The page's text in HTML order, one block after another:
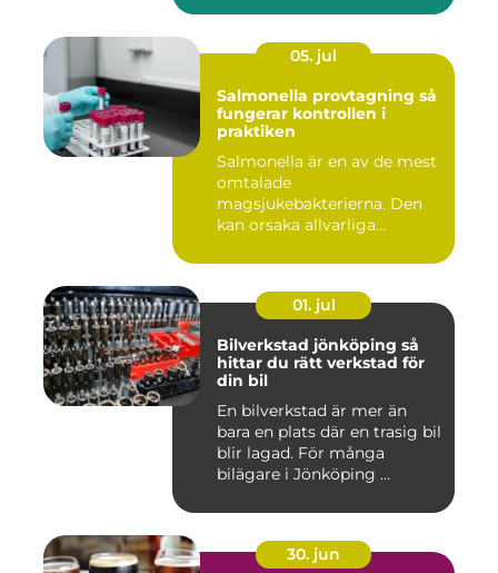
05. jul
Salmonella provtagning så
fungerar kontrollen i
praktiken
Salmonella är en av de mest
omtalade
magsjukebakterierna. Den
kan orsaka allvarliga
01. jul
Bilverkstad jönköping så
hittar du rätt verkstad för
din bil
En bilverkstad är mer än
bara en plats där en trasig bil
blir lagad. För många
bilägare i Jönköping ...
30. jun